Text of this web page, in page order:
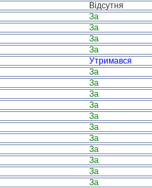
Відсутня
За
За
За
За
Утримався
За
За
За
За
За
За
За
За
За
За
За